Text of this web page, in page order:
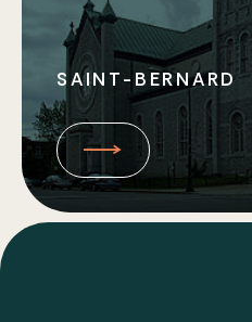
SAINT-BERNARD